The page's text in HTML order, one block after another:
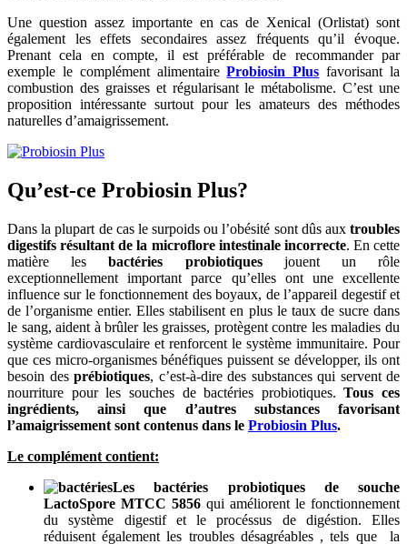
Une question assez importante en cas de Xenical (Orlistat) sont
également les effets secondaires assez fréquents qu’il évoque.
Prenant cela en compte, il est préférable de recommander par
exemple le complément alimentaireProbiosin Plus favorisant la
combustion des graisses et régularisant le métabolisme. C’est une
proposition intéressante surtout pour les amateurs des méthodes
naturelles d’amaigrissement.
Qu’est-ce Probiosin Plus?
Dans la plupart de cas le surpoids ou l’obésité sont dûs aux troubles
digestifs résultant de la microflore intestinale incorrecte. En cette
matière lesbactéries probiotiquesjouent un rôle
exceptionnellement important parce qu’elles ont une excellente
influence sur le fonctionnement des boyaux, de l’appareil degestif et
de l’organisme entier. Elles stabilisent en plus le taux de sucre dans
le sang, aident à brûler les graisses, protègent contre les maladies du
système cardiovasculaire et renforcent le système immunitaire. Pour
que ces micro-organismes bénéfiques puissent se développer, ils ont
besoin des prébiotiques, c’est-à-dire des substances qui servent de
nourriture pour les souches de bactéries probiotiques.Tous ces
ingrédients, ainsi que d’autres substances favorisant
l’amaigrissement sont contenus dans le Probiosin Plus.
Le complément contient:
Les bactéries probiotiques de souche
LactoSpore MTCC 5856 qui améliorent le fonctionnement
du système digestif et le procéssus de digéstion. Elles
réduisent également les troubles désagréables , tels que la